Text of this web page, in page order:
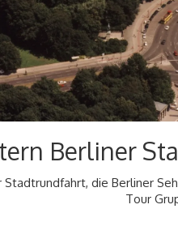
Berliner
die Berliner
Tour